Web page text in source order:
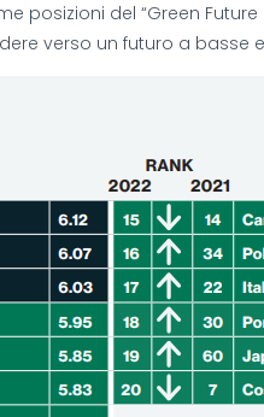
del “Green
verso un futuro a basse